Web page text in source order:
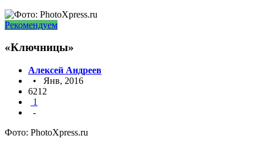
Рекомендуем
«Ключницы»
Алексей Андреев
• Янв, 2016
6212
1
-
Фото: PhotoXpress.ru